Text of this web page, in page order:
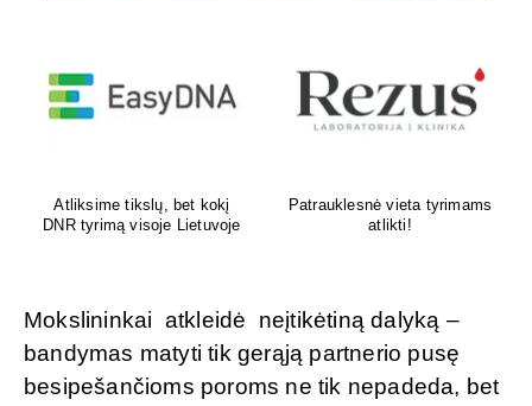
Venų ligų diagnostika,
lazerinis ir chirurginis
Psichoterapeutas
M.G.Maksimalietis
Mokslininkai atkleidė neįtikėtiną dalyką –
bandymas matyti tik gerąją partnerio pusę
besipešančioms poroms ne tik nepadeda, bet